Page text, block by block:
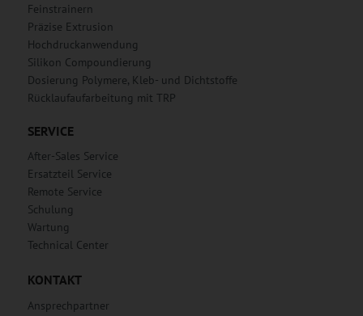
Feinstrainern
Präzise Extrusion
Hochdruckanwendung
Silikon Compoundierung
Dosierung Polymere, Kleb- und Dichtstoffe
Rücklaufaufarbeitung mit TRP
SERVICE
After-Sales Service
Ersatzteil Service
Remote Service
Schulung
Wartung
Technical Center
KONTAKT
Ansprechpartner